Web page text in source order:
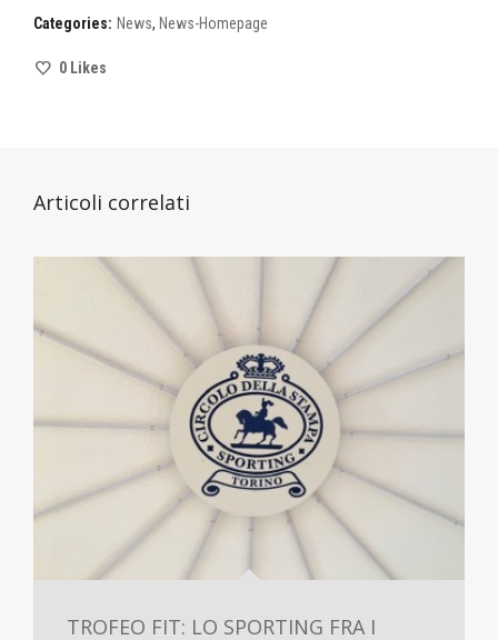
Categories: News, News-Homepage
0 Likes
Articoli correlati
TROFEO FIT: LO SPORTING FRA I